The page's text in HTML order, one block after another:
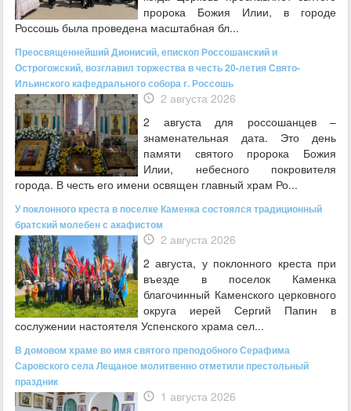
пророка Божия Илии, в городе
Россошь была проведена масштабная бл...
Преосвященнейший Дионисий, епископ Россошанский и
Острогожский, возглавил торжества в честь 20-летия Свято-
Ильинского кафедрального собора г. Россошь
2 августа 2026
2 августа для россошанцев –
знаменательная дата. Это день
памяти святого пророка Божия
Илии, небесного покровителя
города. В честь его имени освящен главный храм Ро...
У поклонного креста в поселке Каменка состоялся традиционный
братский молебен с акафистом
2 августа 2026
2 августа, у поклонного креста при
въезде в поселок Каменка
благочинный Каменского церковного
округа иерей Сергий Папин в
сослужении настоятеля Успенского храма сел...
В домовом храме во имя святого преподобного Серафима
Саровского села Лещаное молитвенно отметили престольный
праздник
1 августа 2026